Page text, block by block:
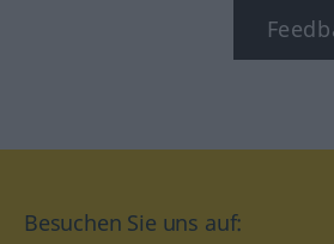
Besuchen Sie uns auf: